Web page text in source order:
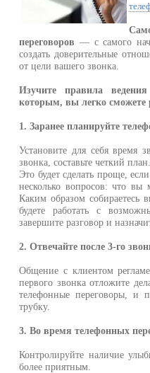
переговоров — с самого
создать доверительные
от цели вашего звонка.
Изучите правила
которым, вы легко сможете
1. Заранее планируйте
Установите для себя время
звонка, составьте четкий план.
Это будет сделать проще,
несколько вопросов: что вы
Каким образом собираетесь
будете работать с
завершите разговор и
2. Отвечайте после 3-го
Общение с клиентом
первого звонка отложите
телефонные переговоры, и
трубку.
3. Во время телефонных
Контролируйте наличие
более приятным.